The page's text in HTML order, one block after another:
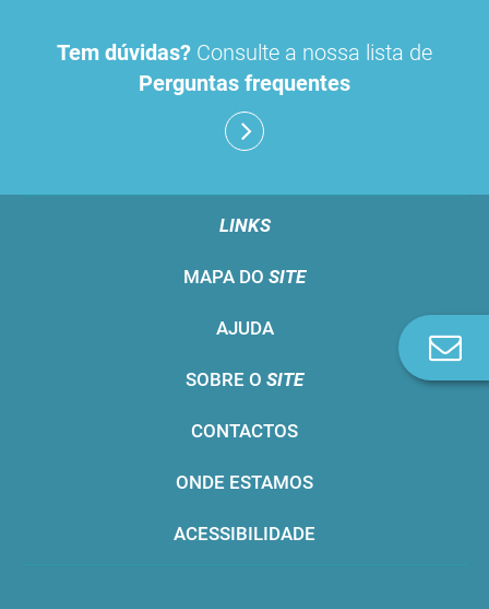
Tem dúvidas? Consulte a nossa lista de
Perguntas frequentes
LINKS
MAPA DO SITE
AJUDA
SOBRE O SITE
CONTACTOS
ONDE ESTAMOS
ACESSIBILIDADE